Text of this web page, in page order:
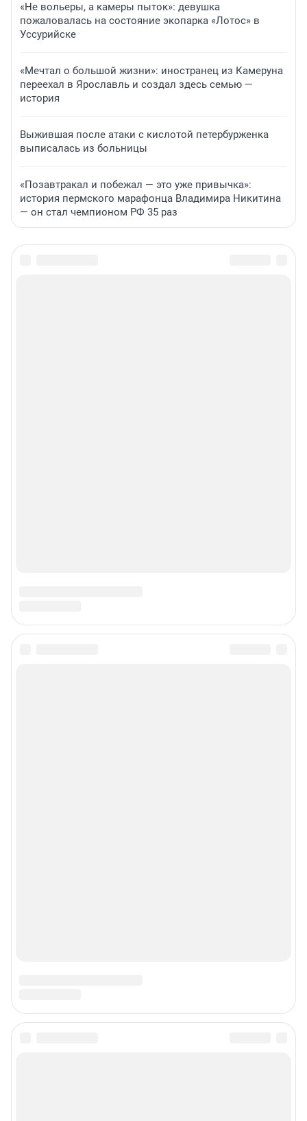
«Не вольеры, а камеры пыток»: девушка
пожаловалась на состояние экопарка «Лотос» в
Уссурийске
«Мечтал о большой жизни»: иностранец из Камеруна
переехал в Ярославль и создал здесь семью —
история
Выжившая после атаки с кислотой петербурженка
выписалась из больницы
«Позавтракал и побежал — это уже привычка»:
история пермского марафонца Владимира Никитина
— он стал чемпионом РФ 35 раз